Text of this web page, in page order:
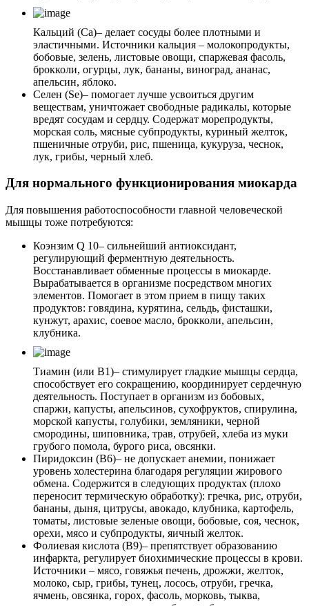
Кальций (Са)– делает сосуды более плотными и
эластичными. Источники кальция – молокопродукты,
бобовые, зелень, листовые овощи, спаржевая фасоль,
брокколи, огурцы, лук, бананы, виноград, ананас,
апельсин, яблоко.
Селен (Se)– помогает лучше усвоиться другим
веществам, уничтожает свободные радикалы, которые
вредят сосудам и сердцу. Содержат морепродукты,
морская соль, мясные субпродукты, куриный желток,
пшеничные отруби, рис, пшеница, кукуруза, чеснок,
лук, грибы, черный хлеб.
Для нормального функционирования миокарда
Для повышения работоспособности главной человеческой
мышцы тоже потребуются:
Коэнзим Q 10– сильнейший антиоксидант,
регулирующий ферментную деятельность.
Восстанавливает обменные процессы в миокарде.
Вырабатывается в организме посредством многих
элементов. Помогает в этом прием в пищу таких
продуктов: говядина, курятина, сельдь, фисташки,
кунжут, арахис, соевое масло, брокколи, апельсин,
клубника.
Тиамин (или В1)– стимулирует гладкие мышцы сердца,
способствует его сокращению, координирует сердечную
деятельность. Поступает в организм из бобовых,
спаржи, капусты, апельсинов, сухофруктов, спирулина,
морской капусты, голубики, земляники, черной
смородины, шиповника, трав, отрубей, хлеба из муки
грубого помола, бурого риса, овсянки.
Пиридоксин (В6)– не допускает анемии, понижает
уровень холестерина благодаря регуляции жирового
обмена. Содержится в следующих продуктах (плохо
переносит термическую обработку): гречка, рис, отруби,
бананы, дыня, цитрусы, авокадо, клубника, картофель,
томаты, листовые зеленые овощи, бобовые, соя, чеснок,
орехи, мясо и субпродукты, яичный желток.
Фолиевая кислота (В9)– препятствует образованию
инфаркта, регулирует биохимические процессы в крови.
Источники – мясо, говяжья печень, дрожжи, желток,
молоко, сыр, грибы, тунец, лосось, отруби, гречка,
ячмень, овсянка, горох, фасоль, морковь, тыква,